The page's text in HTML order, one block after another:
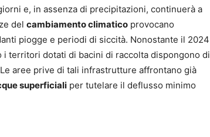
e, in assenza di precipitazioni, continuerà a
del cambiamento climatico provocano
piogge e periodi di siccità. Nonostante il 2024
territori dotati di bacini di raccolta dispongono di
aree prive di tali infrastrutture affrontano già
superficiali per tutelare il deflusso minimo